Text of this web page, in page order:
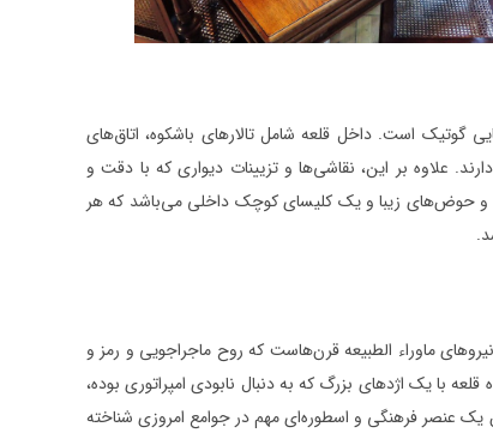
گوتیک است. داخل قلعه شامل تالارهای باشکوه، اتاق‌های
علاوه بر این، نقاشی‌ها و تزیینات دیواری که با دقت و
و حوض‌های زیبا و یک کلیسای کوچک داخلی می‌باشد که هر
ماوراء الطبیعه قرن‌هاست که روح ماجراجویی و رمز و
با یک اژدهای بزرگ که به دنبال نابودی امپراتوری بوده،
یک عنصر فرهنگی و اسطوره‌ای مهم در جوامع امروزی شناخته